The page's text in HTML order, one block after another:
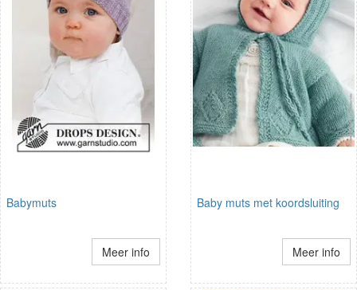
Babymuts
Meer info
Baby muts met koordsluiting
Meer info